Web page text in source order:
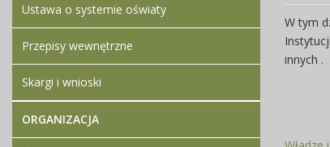
W tym
innych .
Ustawa o systemie oświaty
Przepisy wewnętrzne
Skargi i wnioski
ORGANIZACJA